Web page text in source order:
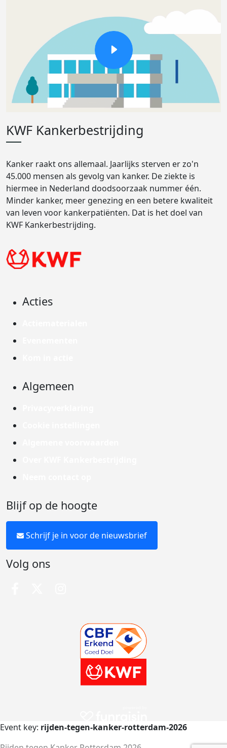
KWF Kankerbestrijding
Kanker raakt ons allemaal. Jaarlijks sterven er zo'n
45.000 mensen als gevolg van kanker. De ziekte is
hiermee in Nederland doodsoorzaak nummer één.
Minder kanker, meer genezing en een betere kwaliteit
van leven voor kankerpatiënten. Dat is het doel van
KWF Kankerbestrijding.
Acties
Algemeen
Blijf op de hoogte
Schrijf je in voor de nieuwsbrief
Volg ons
Event key: rijden-tegen-kanker-rotterdam-2026